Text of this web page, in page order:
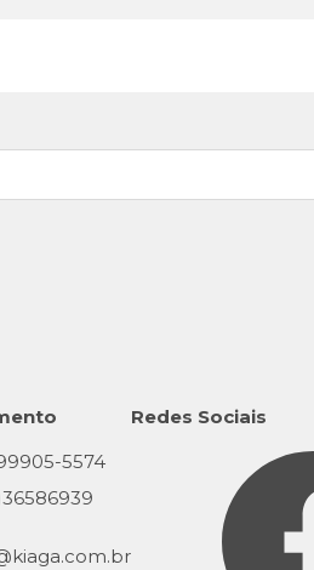
5574
Redes Sociais